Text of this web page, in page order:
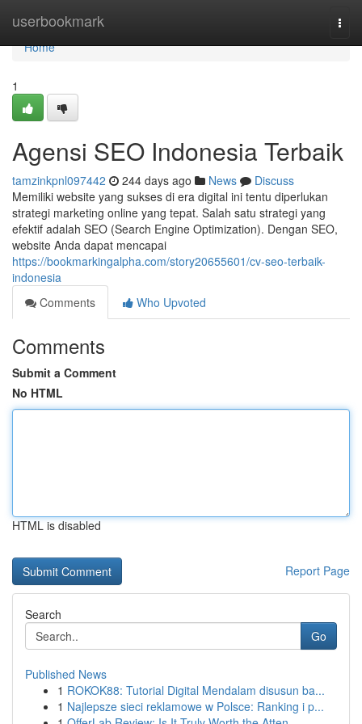
userbookmark
Home
Home
1
Agensi SEO Indonesia Terbaik
tamzinkpnl097442 244 days ago News
Discuss
Memiliki website yang sukses di era digital ini tentu diperlukan
strategi marketing online yang tepat. Salah satu strategi yang
efektif adalah SEO (Search Engine Optimization). Dengan SEO,
website Anda dapat mencapai
https://bookmarkingalpha.com/story20655601/cv-seo-terbaik-
indonesia
Comments
Who Upvoted
Comments
Submit a Comment
No HTML
HTML is disabled
Report Page
Search
Go
Published News
1 ROKOK88: Tutorial Digital Mendalam disusun ba...
1 Najlepsze sieci reklamowe w Polsce: Ranking i p...